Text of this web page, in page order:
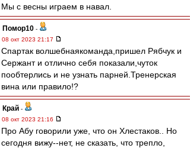
Мы с весны играем в навал.
Помор10 -
08 окт 2023 21:17
Спартак волшебнаякоманда,пришел Рябчук и
Сержант и отлично себя показали,чуток
пообтерлись и не узнать парней.Тренерская
вина или правило!?
Край -
08 окт 2023 21:16
Про Абу говорили уже, что он Хлестаков.. Но
сегодня вижу--нет, не сказать, что трепло,